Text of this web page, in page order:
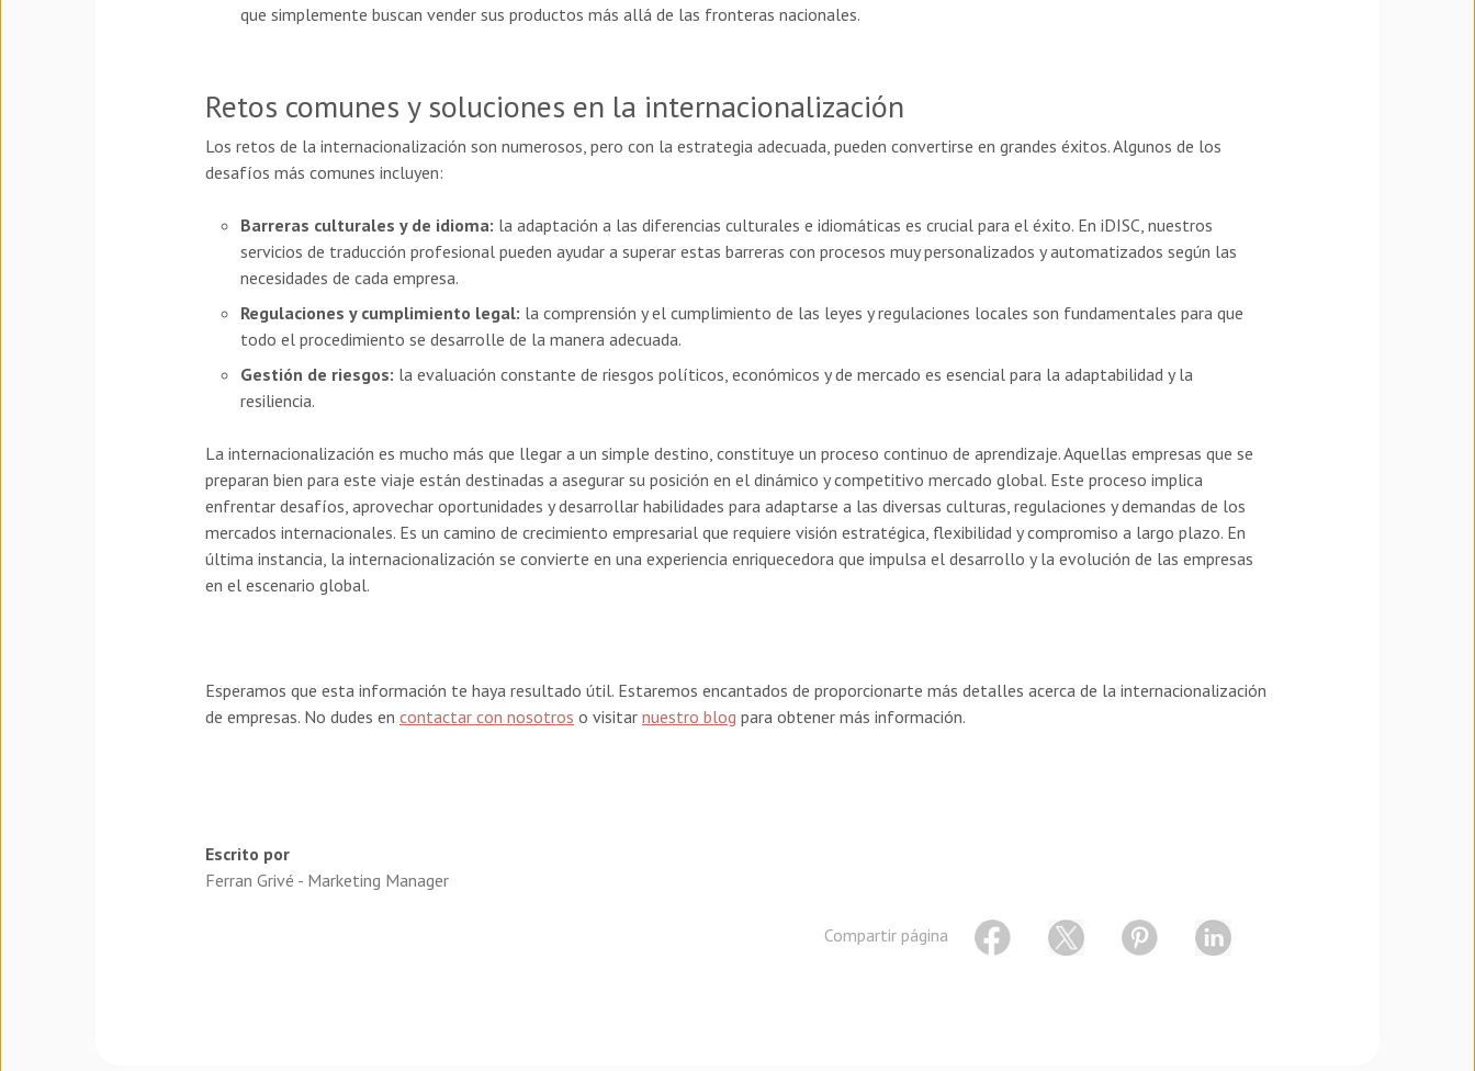
que simplemente buscan vender sus productos más allá de las fronteras nacionales.
Retos comunes y soluciones en la internacionalización
Los retos de la internacionalización son numerosos, pero con la estrategia adecuada, pueden convertirse en grandes éxitos. Algunos de los
desafíos más comunes incluyen:
Barreras culturales y de idioma: la adaptación a las diferencias culturales e idiomáticas es crucial para el éxito. En iDISC, nuestros
servicios de traducción profesional pueden ayudar a superar estas barreras con procesos muy personalizados y automatizados según las
necesidades de cada empresa.
Regulaciones y cumplimiento legal: la comprensión y el cumplimiento de las leyes y regulaciones locales son fundamentales para que
todo el procedimiento se desarrolle de la manera adecuada.
Gestión de riesgos: la evaluación constante de riesgos políticos, económicos y de mercado es esencial para la adaptabilidad y la
resiliencia.
La internacionalización es mucho más que llegar a un simple destino, constituye un proceso continuo de aprendizaje. Aquellas empresas que se
preparan bien para este viaje están destinadas a asegurar su posición en el dinámico y competitivo mercado global. Este proceso implica
enfrentar desafíos, aprovechar oportunidades y desarrollar habilidades para adaptarse a las diversas culturas, regulaciones y demandas de los
mercados internacionales. Es un camino de crecimiento empresarial que requiere visión estratégica, flexibilidad y compromiso a largo plazo. En
última instancia, la internacionalización se convierte en una experiencia enriquecedora que impulsa el desarrollo y la evolución de las empresas
en el escenario global.
Esperamos que esta información te haya resultado útil. Estaremos encantados de proporcionarte más detalles acerca de la internacionalización
de empresas. No dudes en contactar con nosotros o visitar nuestro blog para obtener más información.
Escrito por
Ferran Grivé - Marketing Manager
Compartir página